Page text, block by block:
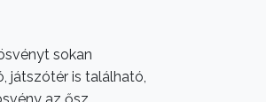
sokan
játszótér is található,